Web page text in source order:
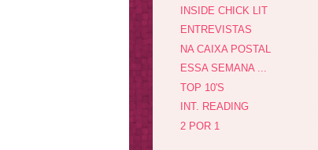
INSIDE CHICK LIT
ENTREVISTAS
NA CAIXA POSTAL
ESSA SEMANA ...
TOP 10'S
INT. READING
2 POR 1